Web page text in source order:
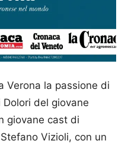
Verona la passione di
Dolori del giovane
giovane cast di
Vizioli, con un